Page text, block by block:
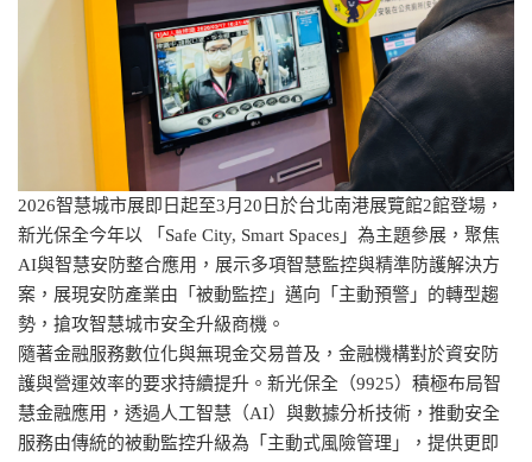
2026智慧城市展即日起至3月20日於台北南港展覽館2館登場，
新光保全今年以 「Safe City, Smart Spaces」為主題參展，聚焦
AI與智慧安防整合應用，展示多項智慧監控與精準防護解決方
案，展現安防產業由「被動監控」邁向「主動預警」的轉型趨
勢，搶攻智慧城市安全升級商機。
隨著金融服務數位化與無現金交易普及，金融機構對於資安防
護與營運效率的要求持續提升。新光保全（9925）積極布局智
慧金融應用，透過人工智慧（AI）與數據分析技術，推動安全
服務由傳統的被動監控升級為「主動式風險管理」，提供更即